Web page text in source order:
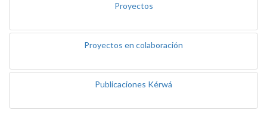
Proyectos
Proyectos en colaboración
Publicaciones Kérwá